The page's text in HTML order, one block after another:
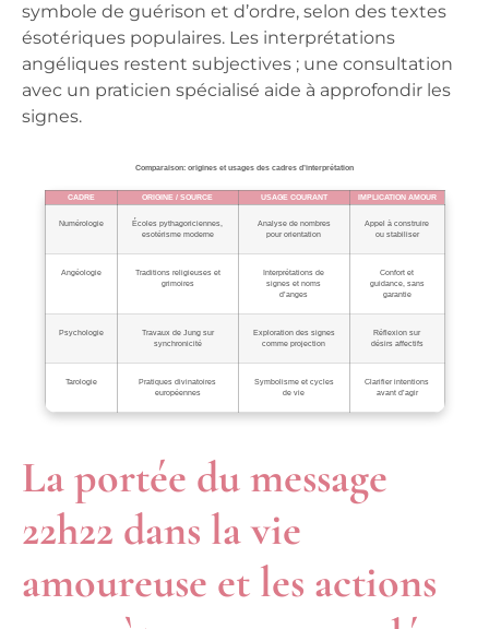
symbole de guérison et d’ordre, selon des textes
ésotériques populaires. Les interprétations
angéliques restent subjectives ; une consultation
avec un praticien spécialisé aide à approfondir les
signes.
Comparaison: origines et usages des cadres d’interprétation
CADRE ORIGINE / SOURCE USAGE COURANT IMPLICATION AMOUR
Numérologie
Écoles pythagoriciennes,
esotérisme moderne
Analyse de nombres
pour orientation
Appel à construire
ou stabiliser
Angéologie
Traditions religieuses et
grimoires
Interprétations de
signes et noms
d’anges
Confort et
guidance, sans
garantie
Psychologie
Travaux de Jung sur
synchronicité
Exploration des signes
comme projection
Réflexion sur
désirs affectifs
Tarologie
Pratiques divinatoires
européennes
Symbolisme et cycles
de vie
Clarifier intentions
avant d’agir
La portée du message
22h22 dans la vie
amoureuse et les actions